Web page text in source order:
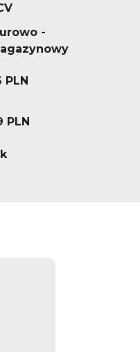
-
PLN
PLN